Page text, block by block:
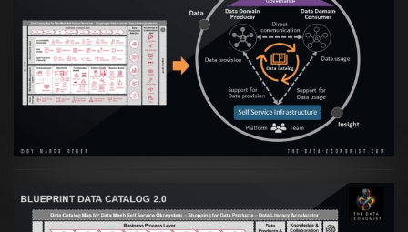
Artikel:Data Mesh Ökosysteme: Die
Transformation zur Data Inspired Human
Culture
VIEW